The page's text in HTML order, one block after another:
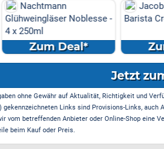
Nachtmann
Noblesse -
250ml
Zum Deal*
Jacobs
Barista
Zum
Jetzt
ohne Gewähr auf Aktualität, Richtigkeit und
gekennzeichneten Links sind Provisions-Links,
vom betreffenden Anbieter oder Online-Shop eine
beim Kauf oder Preis.